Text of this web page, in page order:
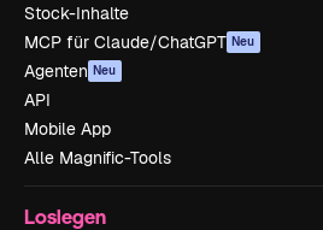
Stock-Inhalte
MCP für Claude/ChatGPT Neu
Agenten Neu
API
Mobile App
Alle Magnific-Tools
Loslegen